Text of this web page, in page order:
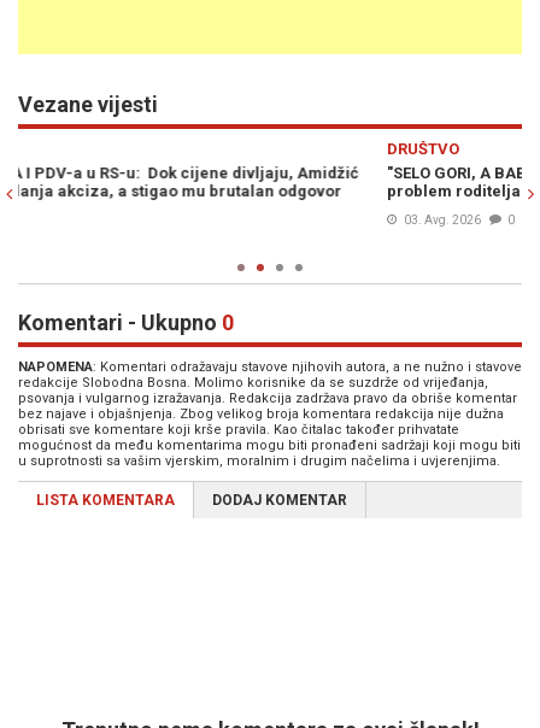
Vezane vijesti
"SELO GORI, A BABA SE ČEŠLJA": Perduv upozorio na veliki
problem roditelja
Komentari - Ukupno 0
NAPOMENA: Komentari odražavaju stavove njihovih autora, a ne nužno i stavove
redakcije Slobodna Bosna. Molimo korisnike da se suzdrže od vrijeđanja,
psovanja i vulgarnog izražavanja. Redakcija zadržava pravo da obriše komentar
bez najave i objašnjenja. Zbog velikog broja komentara redakcija nije dužna
obrisati sve komentare koji krše pravila. Kao čitalac također prihvatate
mogućnost da među komentarima mogu biti pronađeni sadržaji koji mogu biti
u suprotnosti sa vašim vjerskim, moralnim i drugim načelima i uvjerenjima.
LISTA KOMENTARA DODAJ KOMENTAR